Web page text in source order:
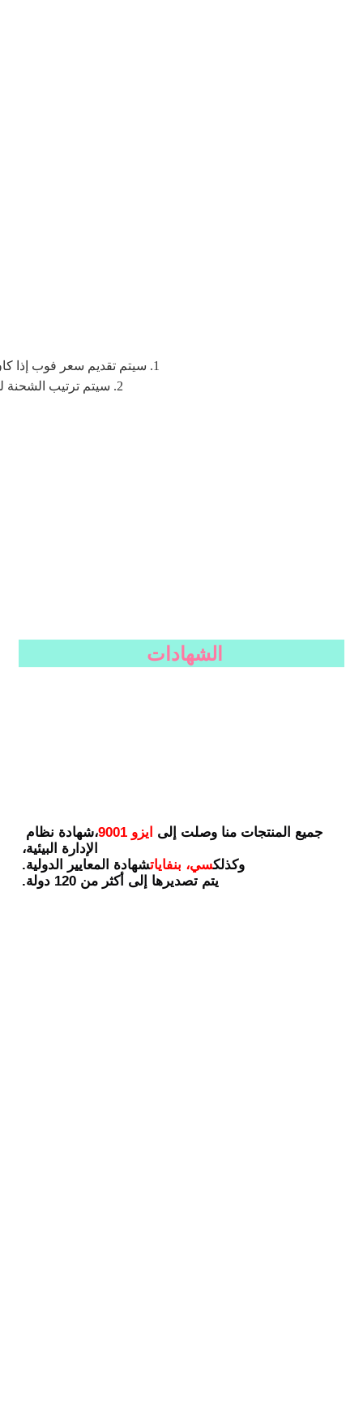
1. سيتم تقديم سعر فوب إذا كان لدينا الكمية الخاصة بك وغيرها من المعلومات.
2. سيتم ترتيب الشحنة للعملاء من قبل شركتنا، عن طريق الجو أو البحر.
الشهادات
جميع المنتجات منا وصلت إلى ايزو 9001
الإدارة البيئية،
وكذلكسي، بنفاياتشهادة المعايير الدولية.
يتم تصديرها إلى أكثر من 120 دولة.